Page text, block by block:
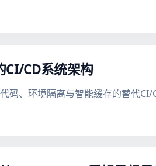
CD系统架构
、环境隔离与智能缓存的替代CI/